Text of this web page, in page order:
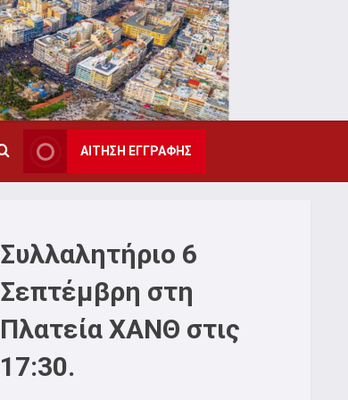
ΑΙΤΗΣΗ ΕΓΓΡΑΦΗΣ
Συλλαλητήριο 6
Σεπτέμβρη στη
Πλατεία ΧΑΝΘ στις
17:30.